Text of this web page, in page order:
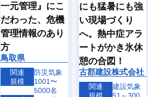
一元管理』にこ
だわった、危機
管理情報のあり
方
鳥取県
関連
防災気象
規模
1001〜
5000名
にも猛暑にも強
い現場づくり
へ。熱中症アラ
ートがかき氷休
憩の合図！
古郡建設株式会社
関連
建設気象